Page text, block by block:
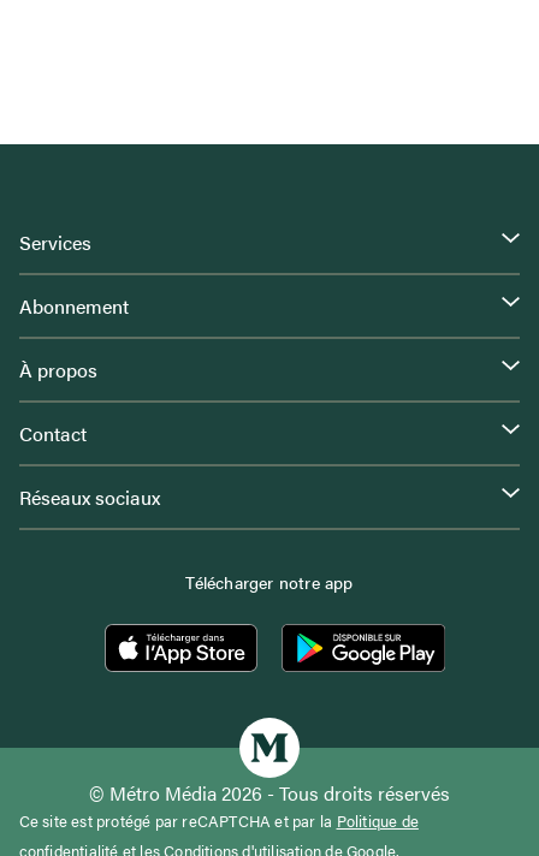
Services
Abonnement
À propos
Contact
Réseaux sociaux
Télécharger notre app
© Métro Média 2026 - Tous droits réservés
Ce site est protégé par reCAPTCHA et par la Politique de
confidentialité et lesConditions d'utilisationde Google.